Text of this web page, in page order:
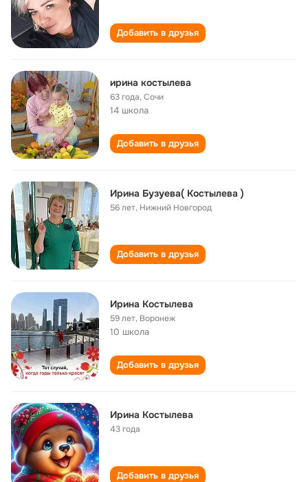
Добавить в друзья
ирина костылева
63 года,Сочи
14 школа
Добавить в друзья
Ирина Бузуева( Костылева )
56 лет, Нижний Новгород
Добавить в друзья
Ирина Костылева
59 лет, Воронеж
10 школа
Добавить в друзья
Ирина Костылева
43 года
Добавить в друзья